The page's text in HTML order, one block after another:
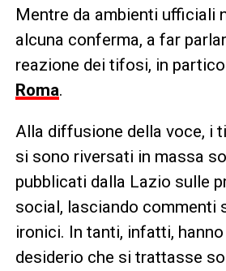
Mentre da ambienti ufficiali
alcuna conferma, a far
reazione dei tifosi, in
Roma.
Alla diffusione della voce, i
si sono riversati in massa
pubblicati dalla Lazio sulle
social, lasciando commenti
ironici. In tanti, infatti,
desiderio che si trattasse